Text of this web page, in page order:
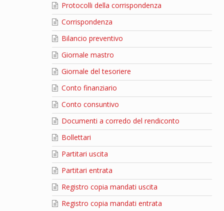
Protocolli della corrispondenza
Corrispondenza
Bilancio preventivo
Giornale mastro
Giornale del tesoriere
Conto finanziario
Conto consuntivo
Documenti a corredo del rendiconto
Bollettari
Partitari uscita
Partitari entrata
Registro copia mandati uscita
Registro copia mandati entrata